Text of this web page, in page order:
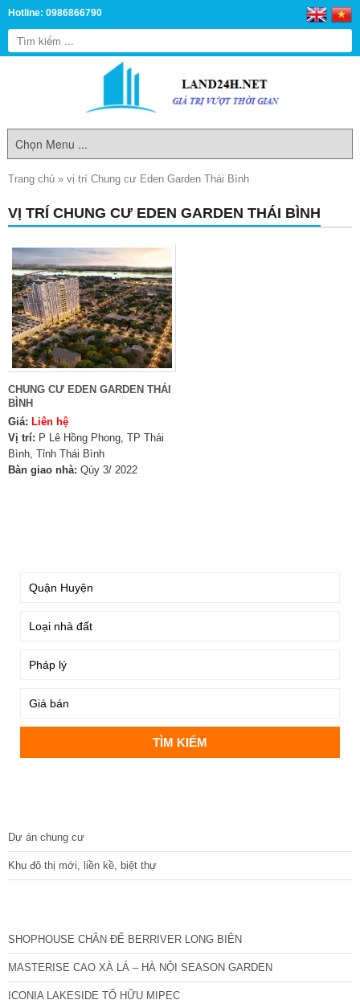
Hotline: 0986866790
Trang chủ » vị trí Chung cư Eden Garden Thái Bình
VỊ TRÍ CHUNG CƯ EDEN GARDEN THÁI BÌNH
CHUNG CƯ EDEN GARDEN THÁI
BÌNH
Giá: Liên hệ
Vị trí: P Lê Hồng Phong, TP Thái
Bình, Tỉnh Thái Bình
Bàn giao nhà: Qúy 3/ 2022
Dự án chung cư
Khu đô thị mới, liền kề, biệt thự
SHOPHOUSE CHÂN ĐẾ BERRIVER LONG BIÊN
MASTERISE CAO XÀ LÁ – HÀ NỘI SEASON GARDEN
ICONIA LAKESIDE TỐ HỮU MIPEC